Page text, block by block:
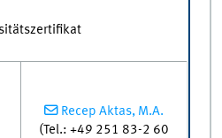
Recep Aktas, M.A.
(Tel.: +49 251 83-2 60